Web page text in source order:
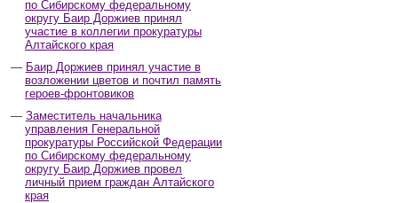
по Сибирскому федеральному
округу Баир Доржиев принял
участие в коллегии прокуратуры
Алтайского края
Баир Доржиев принял участие в
возложении цветов и почтил память
героев-фронтовиков
Заместитель начальника
управления Генеральной
прокуратуры Российской Федерации
по Сибирскому федеральному
округу Баир Доржиев провел
личный прием граждан Алтайского
края